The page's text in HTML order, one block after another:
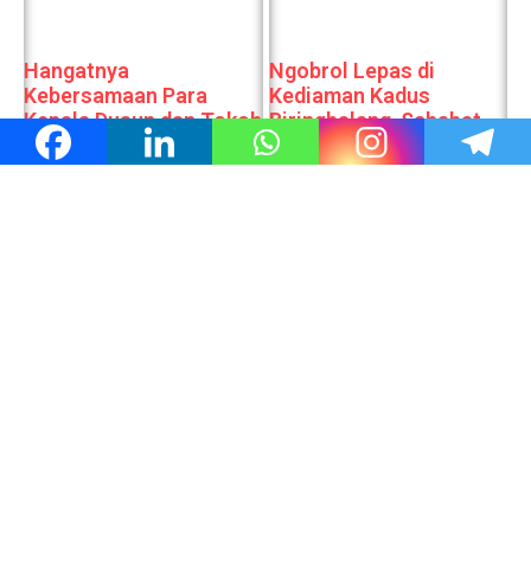
Hangatnya
Kebersamaan Para
Kepala Dusun dan Tokoh
Agama Desa
Tanabangka, Bahas
Ngobrol Lepas di
Kediaman Kadus
Biringbalang, Sahabat
Berbagi Kisah
Perjuangan Hidup dan